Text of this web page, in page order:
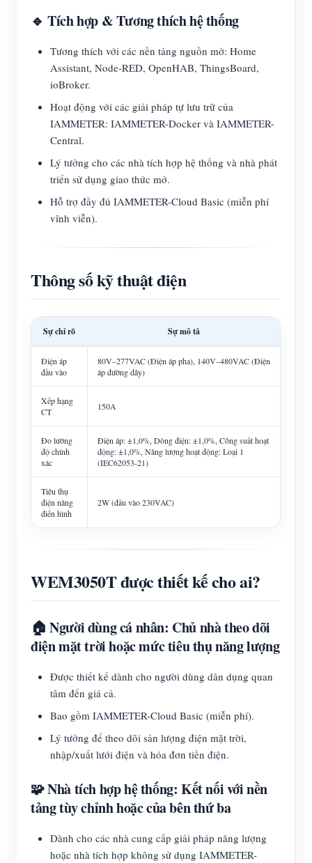
🔹 Tích hợp & Tương thích hệ thống
Tương thích với các nền tảng nguồn mở: Home
Assistant, Node-RED, OpenHAB, ThingsBoard,
ioBroker.
Hoạt động với các giải pháp tự lưu trữ của
IAMMETER: IAMMETER-Docker và IAMMETER-
Central.
Lý tưởng cho các nhà tích hợp hệ thống và nhà phát
triển sử dụng giao thức mở.
Hỗ trợ đầy đủ IAMMETER-Cloud Basic (miễn phí
vĩnh viễn).
Thông số kỹ thuật điện
Sự chỉ rõ Sự mô tả
Điện áp
đầu vào
80V–277VAC (Điện áp pha), 140V–480VAC (Điện
áp đường dây)
Xếp hạng
CT
150A
Đo lường
độ chính
xác
Điện áp: ±1,0%, Dòng điện: ±1,0%, Công suất hoạt
động: ±1,0%, Năng lượng hoạt động: Loại 1
(IEC62053-21)
Tiêu thụ
điện năng
điển hình
2W (đầu vào 230VAC)
WEM3050T được thiết kế cho ai?
🏠 Người dùng cá nhân: Chủ nhà theo dõi
điện mặt trời hoặc mức tiêu thụ năng lượng
Được thiết kế dành cho người dùng dân dụng quan
tâm đến giá cả.
Bao gồm IAMMETER-Cloud Basic (miễn phí).
Lý tưởng để theo dõi sản lượng điện mặt trời,
nhập/xuất lưới điện và hóa đơn tiền điện.
🧩 Nhà tích hợp hệ thống: Kết nối với nền
tảng tùy chỉnh hoặc của bên thứ ba
Dành cho các nhà cung cấp giải pháp năng lượng
hoặc nhà tích hợp không sử dụng IAMMETER-